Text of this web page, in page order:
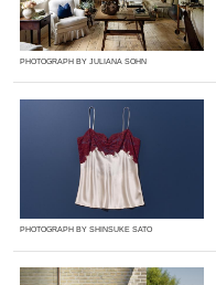
PHOTOGRAPH BY JULIANA SOHN
PHOTOGRAPH BY SHINSUKE SATO